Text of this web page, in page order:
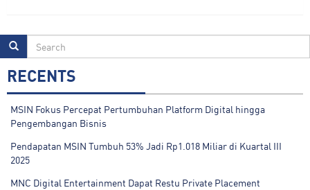
RECENTS
MSIN Fokus Percepat Pertumbuhan Platform Digital hingga
Pengembangan Bisnis
Pendapatan MSIN Tumbuh 53% Jadi Rp1.018 Miliar di Kuartal III
2025
MNC Digital Entertainment Dapat Restu Private Placement